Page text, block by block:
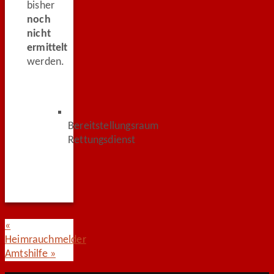
bisher
noch
nicht
ermittelt
werden.
Bereitstellungsraum
Rettungsdienst
«
Heimrauchmelder
Amtshilfe »